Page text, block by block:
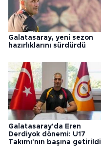
Galatasaray, yeni sezon
hazırlıklarını sürdürdü
Galatasaray'da Eren
Derdiyok dönemi: U17
Takımı'nın başına getirildi